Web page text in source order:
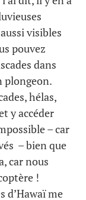
visibles
pouvez
dans
plongeon.
hélas,
y accéder
– car
– bien que
car nous
!
d’Hawaï me